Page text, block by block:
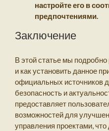
настройте его в
предпочтениями.
Заключение
В этой статье мы подробно
и как установить данное
официальных источников
безопасность и
предоставляет
возможностей для
управления проектами,